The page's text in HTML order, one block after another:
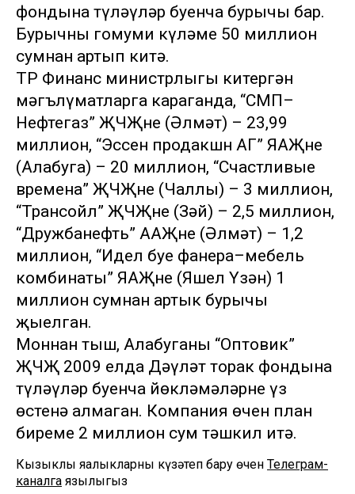
фондына түләүләр буенча бурычы бар.
Бурычның гомуми күләме 50 миллион
сумнан артып китә.
ТР Финанс министрлыгы китергән
мәгълүматларга караганда, “СМП–
Нефтегаз” ҖЧҖнең (Әлмәт) – 23,99
миллион, “Эссен продакшн АГ” ЯАҖнең
(Алабуга) – 20 миллион, “Счастливые
времена” ҖЧҖнең (Чаллы) – 3 миллион,
“Трансойл” ҖЧҖнең (Зәй) – 2,5 миллион,
“Дружбанефть” ААҖнең (Әлмәт) – 1,2
миллион, “Идел буе фанера–мебель
комбинаты” ЯАҖнең (Яшел Үзән) 1
миллион сумнан артык бурычы
җыелган.
Моннан тыш, Алабуганың “Оптовик”
ҖЧҖ 2009 елда Дәүләт торак фондына
түләүләр буенча йөкләмәләрне үз
өстенә алмаган. Компания өчен план
биреме 2 миллион сум тәшкил итә.
Кызыклы яңалыкларны күзәтеп бару өчен Телеграм-
каналга язылыгыз